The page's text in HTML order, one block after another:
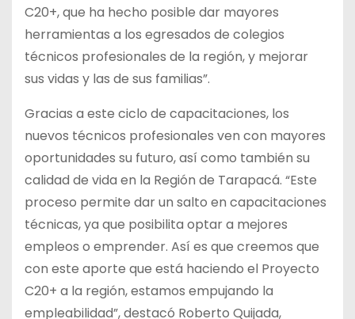
C20+, que ha hecho posible dar mayores
herramientas a los egresados de colegios
técnicos profesionales de la región, y mejorar
sus vidas y las de sus familias”.
Gracias a este ciclo de capacitaciones, los
nuevos técnicos profesionales ven con mayores
oportunidades su futuro, así como también su
calidad de vida en la Región de Tarapacá. “Este
proceso permite dar un salto en capacitaciones
técnicas, ya que posibilita optar a mejores
empleos o emprender. Así es que creemos que
con este aporte que está haciendo el Proyecto
C20+ a la región, estamos empujando la
empleabilidad”, destacó Roberto Quijada,